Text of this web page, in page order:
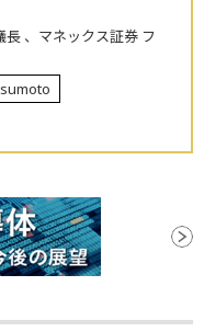
、マネックス証券 フ